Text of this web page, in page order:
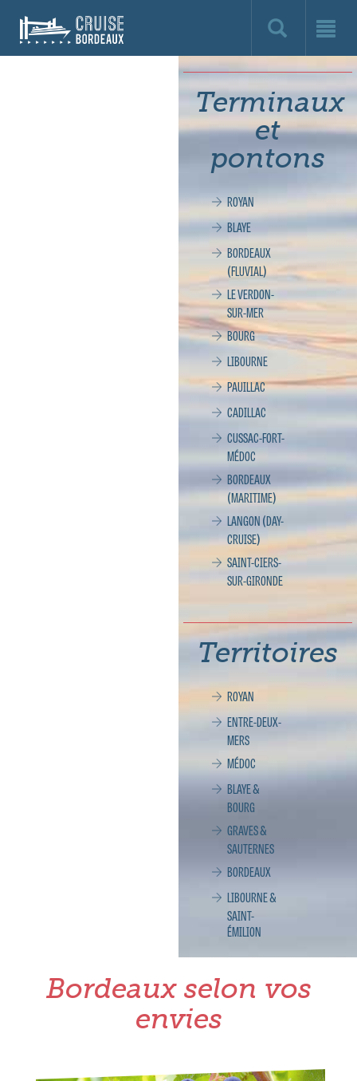
Cruise
Bordeaux,
Terminaux
et
pontons
ROYAN
BLAYE
BORDEAUX
(FLUVIAL)
LE VERDON-
SUR-MER
BOURG
LIBOURNE
PAUILLAC
CADILLAC
CUSSAC-FORT-
MÉDOC
BORDEAUX
(MARITIME)
LANGON (DAY-
CRUISE)
SAINT-CIERS-
SUR-GIRONDE
Territoires
ROYAN
ENTRE-DEUX-
MERS
MÉDOC
BLAYE &
BOURG
GRAVES &
SAUTERNES
BORDEAUX
LIBOURNE &
SAINT-
ÉMILION
Bordeaux selon vos
envies